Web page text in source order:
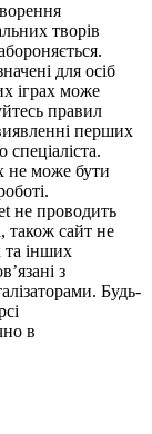
творів
для осіб
іграх може
правил
перших
спеціаліста.
не може бути
не проводить
також сайт не
та інших
з
Будь-
в